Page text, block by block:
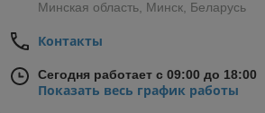
Минская область, Минск, Беларусь
Контакты
Сегодня работает с 09:00 до 18:00
Показать весь график работы